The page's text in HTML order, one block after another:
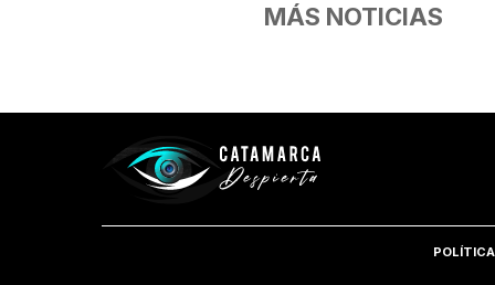
MÁS NOTICIAS
POLÍTICA